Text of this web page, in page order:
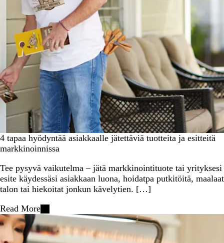
4 tapaa hyödyntää asiakkaalle jätettäviä tuotteita ja esitteitä
markkinoinnissa
Tee pysyvä vaikutelma – jätä markkinointituote tai yrityksesi
esite käydessäsi asiakkaan luona, hoidatpa putkitöitä, maalaat
talon tai hiekoitat jonkun kävelytien. […]
Read More